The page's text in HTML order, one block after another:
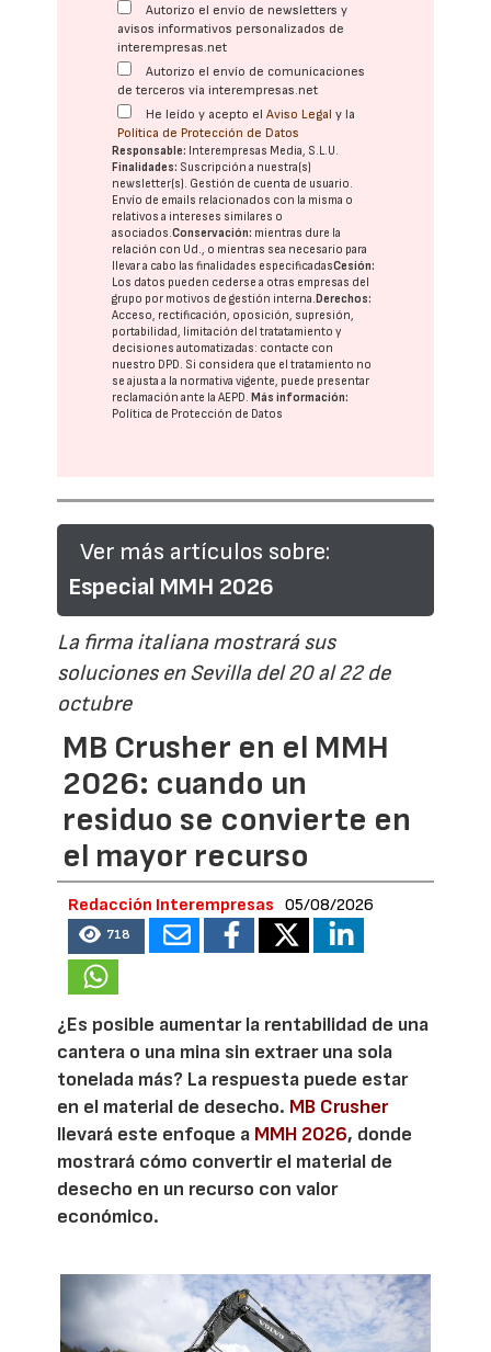
Autorizo el envío de newsletters y
avisos informativos personalizados de
interempresas.net
Autorizo el envío de comunicaciones
de terceros vía interempresas.net
He leído y acepto elAviso Legal y la
Política de Protección de Datos
Responsable: Interempresas Media, S.L.U.
Finalidades: Suscripción a nuestra(s)
newsletter(s). Gestión de cuenta de usuario.
Envío de emails relacionados con la misma o
relativos a intereses similares o
asociados.Conservación: mientras dure la
relación con Ud., o mientras sea necesario para
llevar a cabo las finalidades especificadasCesión:
Los datos pueden cederse a otras empresas del
grupo por motivos de gestión interna.Derechos:
Acceso, rectificación, oposición, supresión,
portabilidad, limitación del tratatamiento y
decisiones automatizadas: contacte con
nuestro DPD. Si considera que el tratamiento no
se ajusta a la normativa vigente, puede presentar
reclamación ante laAEPD.Más información:
Política de Protección de Datos
Ver más artículos sobre:
Especial MMH 2026
La firma italiana mostrará sus
soluciones en Sevilla del 20 al 22 de
octubre
MB Crusher en el MMH
2026: cuando un
residuo se convierte en
el mayor recurso
Redacción Interempresas 05/08/2026
718
¿Es posible aumentar la rentabilidad de una
cantera o una mina sin extraer una sola
tonelada más? La respuesta puede estar
en el material de desecho. MB Crusher
llevará este enfoque a MMH 2026, donde
mostrará cómo convertir el material de
desecho en un recurso con valor
económico.